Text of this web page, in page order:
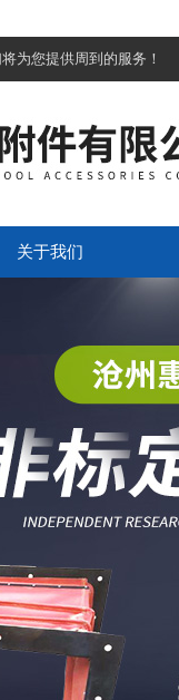
为您提供周到的服务！
关于我们